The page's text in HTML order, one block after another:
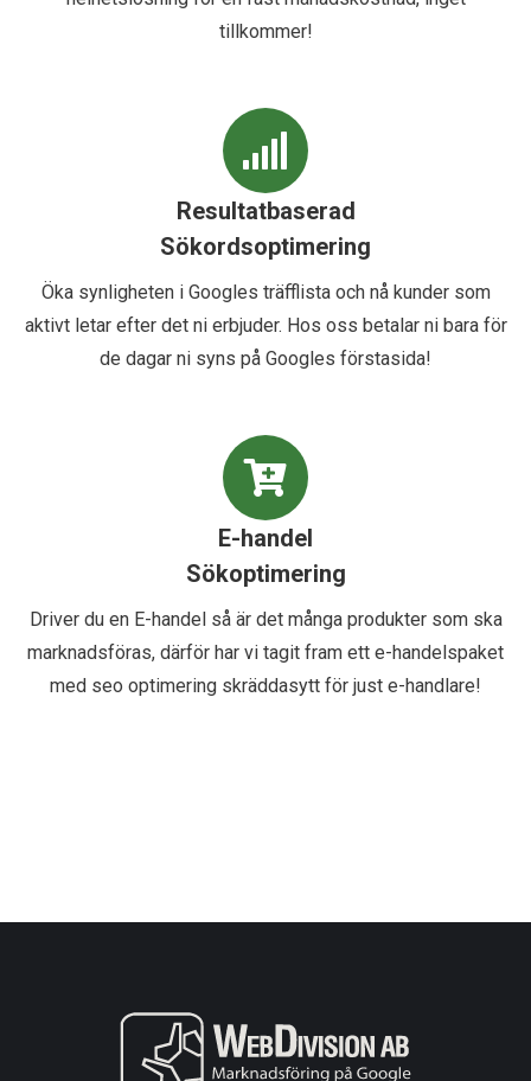
tillkommer!
Resultatbaserad
Sökordsoptimering
Öka synligheten i Googles träfflista och nå kunder som
aktivt letar efter det ni erbjuder. Hos oss betalar ni bara för
de dagar ni syns på Googles förstasida!
E-handel
Sökoptimering
Driver du en E-handel så är det många produkter som ska
marknadsföras, därför har vi tagit fram ett e-handelspaket
med seo optimering skräddasytt för just e-handlare!